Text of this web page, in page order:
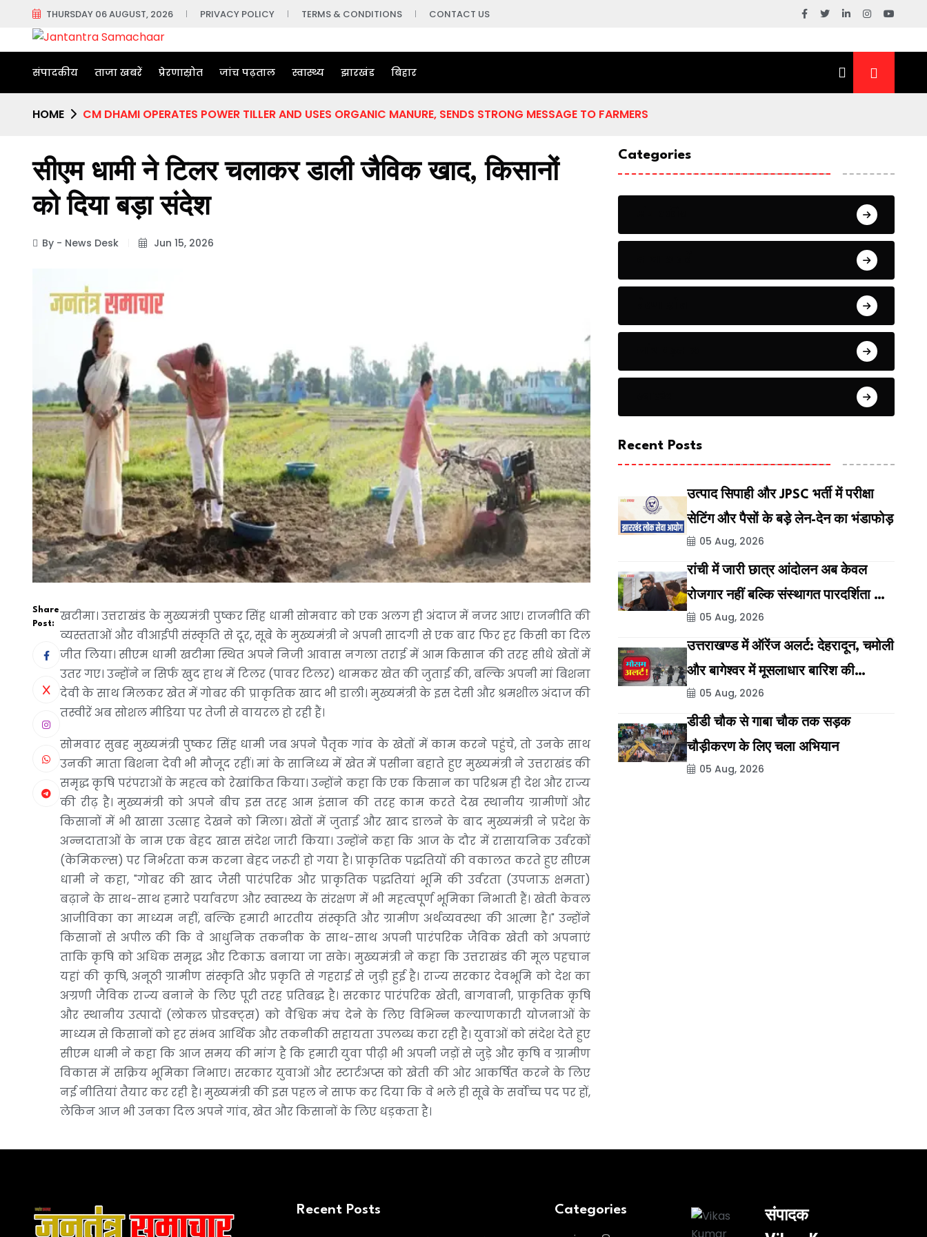
THURSDAY 06 AUGUST, 2026 PRIVACY POLICY TERMS & CONDITIONS CONTACT US
संपादकीय ताजा खबरें प्रेरणास्रोत जांच पढ़ताल स्वास्थ्य झारखंड बिहार
HOME CM DHAMI OPERATES POWER TILLER AND USES ORGANIC MANURE, SENDS STRONG MESSAGE TO FARMERS
सीएम धामी ने टिलर चलाकर डाली जैविक खाद, किसानों
को दिया बड़ा संदेश
By - News Desk Jun 15, 2026
Share
Post:
खटीमा। उत्तराखंड के मुख्यमंत्री पुष्कर सिंह धामी सोमवार को एक अलग ही अंदाज में नजर आए। राजनीति की
व्यस्तताओं और वीआईपी संस्कृति से दूर, सूबे के मुख्यमंत्री ने अपनी सादगी से एक बार फिर हर किसी का दिल
जीत लिया। सीएम धामी खटीमा स्थित अपने निजी आवास नगला तराई में आम किसान की तरह सीधे खेतों में
उतर गए। उन्होंने न सिर्फ खुद हाथ में टिलर (पावर टिलर) थामकर खेत की जुताई की, बल्कि अपनी मां बिशना
देवी के साथ मिलकर खेत में गोबर की प्राकृतिक खाद भी डाली। मुख्यमंत्री के इस देसी और श्रमशील अंदाज की
तस्वीरें अब सोशल मीडिया पर तेजी से वायरल हो रही हैं।
सोमवार सुबह मुख्यमंत्री पुष्कर सिंह धामी जब अपने पैतृक गांव के खेतों में काम करने पहुंचे, तो उनके साथ
उनकी माता बिशना देवी भी मौजूद रहीं। मां के सानिध्य में खेत में पसीना बहाते हुए मुख्यमंत्री ने उत्तराखंड की
समृद्ध कृषि परंपराओं के महत्व को रेखांकित किया। उन्होंने कहा कि एक किसान का परिश्रम ही देश और राज्य
की रीढ़ है। मुख्यमंत्री को अपने बीच इस तरह आम इंसान की तरह काम करते देख स्थानीय ग्रामीणों और
किसानों में भी खासा उत्साह देखने को मिला। खेतों में जुताई और खाद डालने के बाद मुख्यमंत्री ने प्रदेश के
अन्नदाताओं के नाम एक बेहद खास संदेश जारी किया। उन्होंने कहा कि आज के दौर में रासायनिक उर्वरकों
(केमिकल्स) पर निर्भरता कम करना बेहद जरूरी हो गया है। प्राकृतिक पद्धतियों की वकालत करते हुए सीएम
धामी ने कहा, "गोबर की खाद जैसी पारंपरिक और प्राकृतिक पद्धतियां भूमि की उर्वरता (उपजाऊ क्षमता)
बढ़ाने के साथ-साथ हमारे पर्यावरण और स्वास्थ्य के संरक्षण में भी महत्वपूर्ण भूमिका निभाती हैं। खेती केवल
आजीविका का माध्यम नहीं, बल्कि हमारी भारतीय संस्कृति और ग्रामीण अर्थव्यवस्था की आत्मा है।" उन्होंने
किसानों से अपील की कि वे आधुनिक तकनीक के साथ-साथ अपनी पारंपरिक जैविक खेती को अपनाएं
ताकि कृषि को अधिक समृद्ध और टिकाऊ बनाया जा सके। मुख्यमंत्री ने कहा कि उत्तराखंड की मूल पहचान
यहां की कृषि, अनूठी ग्रामीण संस्कृति और प्रकृति से गहराई से जुड़ी हुई है। राज्य सरकार देवभूमि को देश का
अग्रणी जैविक राज्य बनाने के लिए पूरी तरह प्रतिबद्ध है। सरकार पारंपरिक खेती, बागवानी, प्राकृतिक कृषि
और स्थानीय उत्पादों (लोकल प्रोडक्ट्स) को वैश्विक मंच देने के लिए विभिन्न कल्याणकारी योजनाओं के
माध्यम से किसानों को हर संभव आर्थिक और तकनीकी सहायता उपलब्ध करा रही है। युवाओं को संदेश देते हुए
सीएम धामी ने कहा कि आज समय की मांग है कि हमारी युवा पीढ़ी भी अपनी जड़ों से जुड़े और कृषि व ग्रामीण
विकास में सक्रिय भूमिका निभाए। सरकार युवाओं और स्टार्टअप्स को खेती की ओर आकर्षित करने के लिए
नई नीतियां तैयार कर रही है। मुख्यमंत्री की इस पहल ने साफ कर दिया कि वे भले ही सूबे के सर्वोच्च पद पर हों,
लेकिन आज भी उनका दिल अपने गांव, खेत और किसानों के लिए धड़कता है।
Categories
Recent Posts
उत्पाद सिपाही और JPSC भर्ती में परीक्षा
सेटिंग और पैसों के बड़े लेन-देन का भंडाफोड़
05 Aug, 2026
रांची में जारी छात्र आंदोलन अब केवल
रोजगार नहीं बल्कि संस्थागत पारदर्शिता की
लड़ाई: अभिजीत दीपके
05 Aug, 2026
उत्तराखण्ड में ऑरेंज अलर्ट: देहरादून, चमोली
और बागेश्वर में मूसलाधार बारिश की
संभावना
05 Aug, 2026
डीडी चौक से गाबा चौक तक सड़क
चौड़ीकरण के लिए चला अभियान
05 Aug, 2026
Recent Posts Categories
संपादक